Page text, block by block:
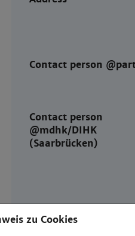
Contact person
Contact person
@mdhk/DIHK
(Saarbrücken)
zu Cookies